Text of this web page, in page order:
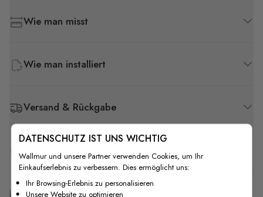
Wie man misst
Wie man installiert
Versand & Rückgabe
F.A.Q
Kostenlose Anpassung
DATENSCHUTZ IST UNS WICHTIG
Wallmur und unsere Partner verwenden Cookies, um Ihr
Einkaufserlebnis zu verbessern. Dies ermöglicht uns:
Ihr Browsing-Erlebnis zu personalisieren
Unsere Website zu optimieren